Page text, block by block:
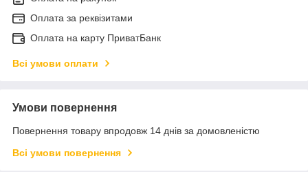
Оплата за реквізитами
Оплата на карту ПриватБанк
Всі умови оплати
Умови повернення
Повернення товару впродовж 14 днів за домовленістю
Всі умови повернення